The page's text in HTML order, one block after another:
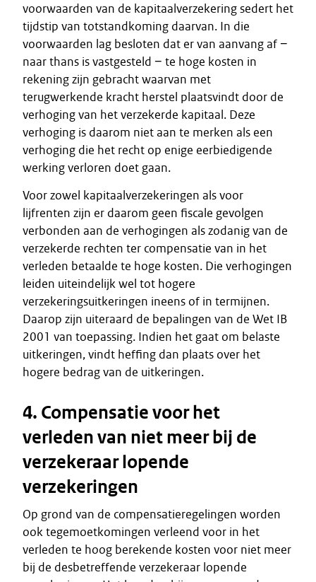
voorwaarden van de kapitaalverzekering sedert het
tijdstip van totstandkoming daarvan. In die
voorwaarden lag besloten dat er van aanvang af −
naar thans is vastgesteld − te hoge kosten in
rekening zijn gebracht waarvan met
terugwerkende kracht herstel plaatsvindt door de
verhoging van het verzekerde kapitaal. Deze
verhoging is daarom niet aan te merken als een
verhoging die het recht op enige eerbiedigende
werking verloren doet gaan.
Voor zowel kapitaalverzekeringen als voor
lijfrenten zijn er daarom geen fiscale gevolgen
verbonden aan de verhogingen als zodanig van de
verzekerde rechten ter compensatie van in het
verleden betaalde te hoge kosten. Die verhogingen
leiden uiteindelijk wel tot hogere
verzekeringsuitkeringen ineens of in termijnen.
Daarop zijn uiteraard de bepalingen van de Wet IB
2001 van toepassing. Indien het gaat om belaste
uitkeringen, vindt heffing dan plaats over het
hogere bedrag van de uitkeringen.
4. Compensatie voor het
verleden van niet meer bij de
verzekeraar lopende
verzekeringen
Op grond van de compensatieregelingen worden
ook tegemoetkomingen verleend voor in het
verleden te hoog berekende kosten voor niet meer
bij de desbetreffende verzekeraar lopende